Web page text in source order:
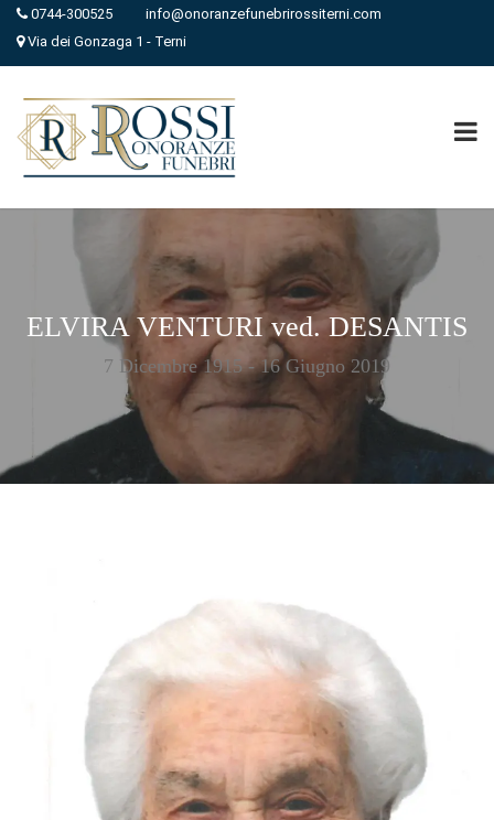
0744-300525
info@onoranzefunebrirossiterni.com
Via dei Gonzaga 1 - Terni
ELVIRA VENTURI ved. DESANTIS
7 Dicembre 1915 - 16 Giugno 2019